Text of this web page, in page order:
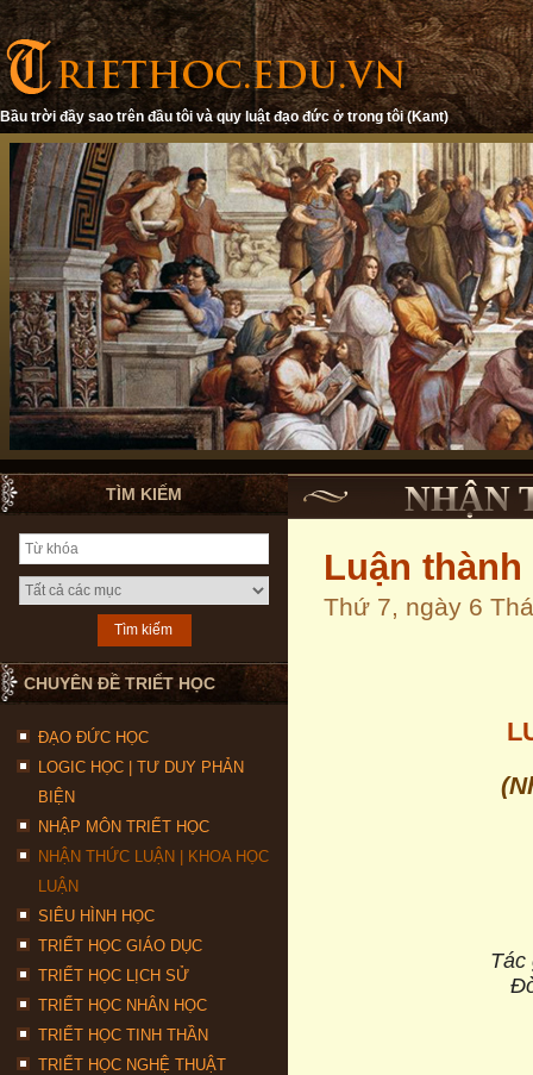
Bầu trời đầy sao trên đầu tôi và quy luật đạo đức ở trong tôi (Kant)
TÌM KIẾM
CHUYÊN ĐỀ TRIẾT HỌC
ĐẠO ĐỨC HỌC
LOGIC HỌC | TƯ DUY PHẢN
BIỆN
NHẬP MÔN TRIẾT HỌC
NHẬN THỨC LUẬN | KHOA HỌC
LUẬN
SIÊU HÌNH HỌC
TRIẾT HỌC GIÁO DỤC
TRIẾT HỌC LỊCH SỬ
TRIẾT HỌC NHÂN HỌC
TRIẾT HỌC TINH THẦN
TRIẾT HỌC NGHỆ THUẬT
NHẬN
Luận
Thứ 7, ngày 6
Tác
Đ